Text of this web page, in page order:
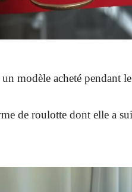
modèle acheté pendant
de roulotte dont elle a